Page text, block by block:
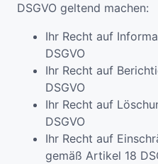
DSGVO geltend machen:
Ihr Recht auf
DSGVO
Ihr Recht auf
DSGVO
Ihr Recht auf
DSGVO
Ihr Recht auf
gemäß Artikel 18